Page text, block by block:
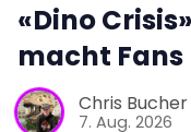
«Dino
macht
Chris Bucher
7. Aug. 2026